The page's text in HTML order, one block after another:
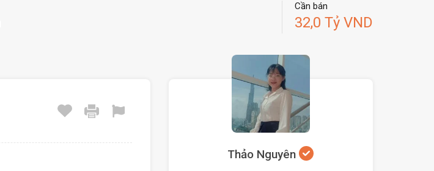
Cần bán
32,0 Tỷ VND
Thảo Nguyên